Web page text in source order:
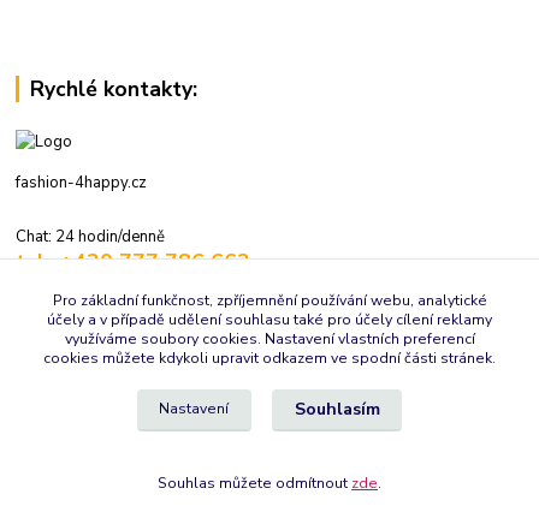
Rychlé kontakty:
fashion-4happy.cz
Chat: 24 hodin/denně
tel.: +420 777 786 662
info@fashion-4happy.cz
Pro základní funkčnost, zpříjemnění používání webu, analytické
účely a v případě udělení souhlasu také pro účely cílení reklamy
využíváme soubory cookies. Nastavení vlastních preferencí
cookies můžete kdykoli upravit odkazem ve spodní části stránek.
Nastavení Souhlasím
Souhlas můžete odmítnout zde.